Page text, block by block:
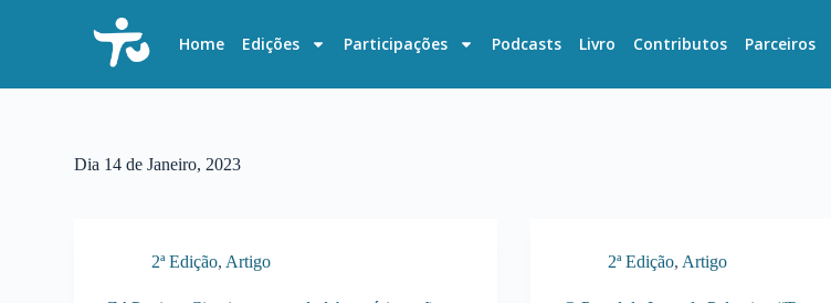
Home Edições Participações Podcasts Livro Contributos Parceiros
Dia 14 de Janeiro, 2023
2ª Edição,Artigo 2ª Edição,Artigo